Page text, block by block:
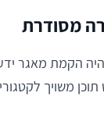
מסודרת
הקמת מאגר
תוכן משויך